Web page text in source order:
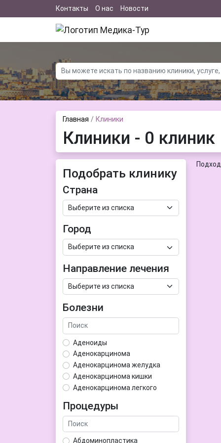
Контакты О нас Новости
Главная Клиники
Клиники - 0 клиник
Подобрать клинику
Страна
Город
Направление лечения
Болезни
Аденоиды
Аденокарцинома
Аденокарцинома желудка
Аденокарцинома кишки
Аденокарцинома легкого
Аденома гипофиза
Аденома простаты
Аденома щитовидной железы
Процедуры
Абдоминопластика